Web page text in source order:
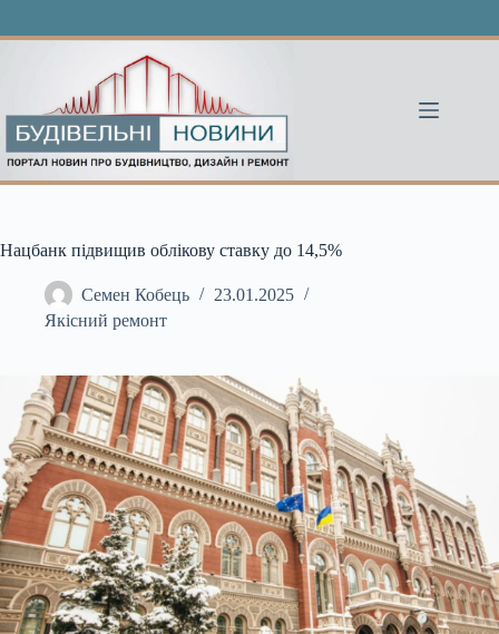
Нацбанк підвищив облікову ставку до 14,5%
Семен Кобець
23.01.2025
Якісний ремонт